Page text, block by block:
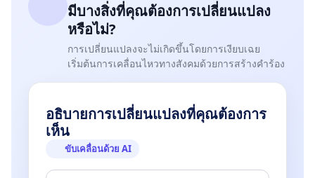
มีบางสิ่งที่คุณต้องการเปลี่ยนแปลง
หรือไม่?
การเปลี่ยนแปลงจะไม่เกิดขึ้นโดยการเงียบเฉย
เริ่มต้นการเคลื่อนไหวทางสังคมด้วยการสร้างคำร้อง
อธิบายการเปลี่ยนแปลงที่คุณต้องการ
เห็น
ขับเคลื่อนด้วย AI